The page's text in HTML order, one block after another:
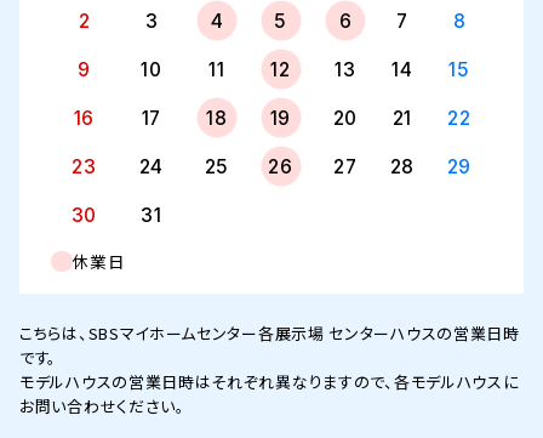
2 3 4 5 6 7 8
9 10 11 12 13 14 15
16 17 18 19 20 21 22
23 24 25 26 27 28 29
30 31
休業日
こちらは、SBSマイホームセンター各展示場 センターハウスの営業日時
です。
モデルハウスの営業日時はそれぞれ異なりますので、各モデルハウスに
お問い合わせください。